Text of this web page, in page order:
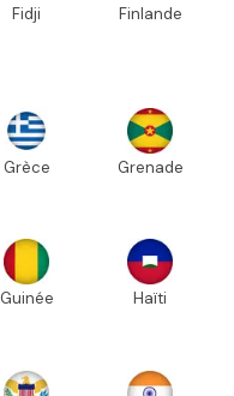
Fidji Finlande
Grèce Grenade
Guinée Haïti